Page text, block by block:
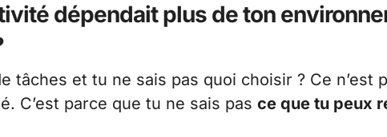
dépendait plus de ton
tâches et tu ne sais pas quoi choisir ? Ce n’est
C’est parce que tu ne sais pas ce que tu peux